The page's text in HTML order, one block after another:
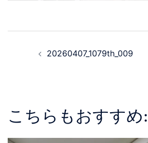
20260407_1079th_009
こちらもおすすめ: